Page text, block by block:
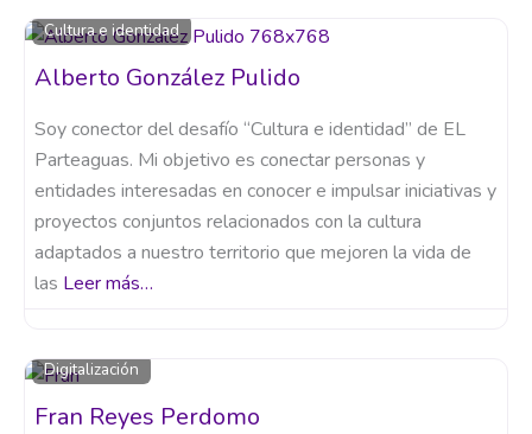
Cultura e identidad
Alberto González Pulido
Soy conector del desafío “Cultura e identidad” de EL
Parteaguas. Mi objetivo es conectar personas y
entidades interesadas en conocer e impulsar iniciativas y
proyectos conjuntos relacionados con la cultura
adaptados a nuestro territorio que mejoren la vida de
las Leer más…
Digitalización
Fran Reyes Perdomo